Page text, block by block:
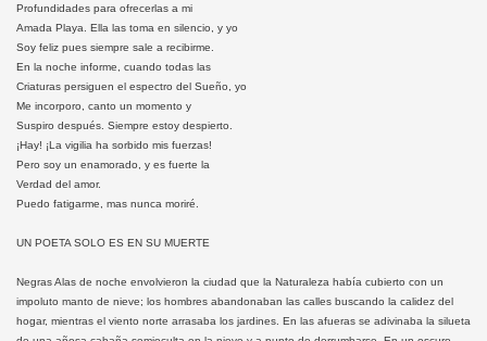
Profundidades para ofrecerlas a mi
Amada Playa. Ella las toma en silencio, y yo
Soy feliz pues siempre sale a recibirme.
En la noche informe, cuando todas las
Criaturas persiguen el espectro del Sueño, yo
Me incorporo, canto un momento y
Suspiro después. Siempre estoy despierto.
¡Hay! ¡La vigilia ha sorbido mis fuerzas!
Pero soy un enamorado, y es fuerte la
Verdad del amor.
Puedo fatigarme, mas nunca moriré.
UN POETA SOLO ES EN SU MUERTE
Negras Alas de noche envolvieron la ciudad que la Naturaleza había cubierto con un
impoluto manto de nieve; los hombres abandonaban las calles buscando la calidez del
hogar, mientras el viento norte arrasaba los jardines. En las afueras se adivinaba la silueta